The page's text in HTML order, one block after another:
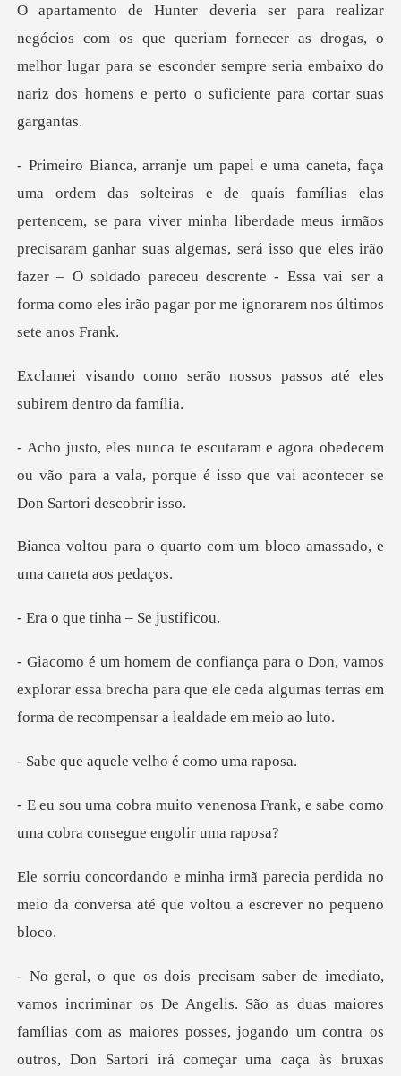
O apartamento de Hunter deveria ser para realizar
negócios com os que queriam fornecer as drogas, o
melhor lu
m, se para viver minha liberdade meus irmãos
precisaram ganhar suas algemas, será isso que eles irão
fazer – O s
ão nossos passos até eles
obedecem
ou vão para a vala, porque é isso que
to com um bloco amassado,
tinha – Se
explorar essa brecha para que ele ceda algumas terra
ele velho é co
nosa Frank, e sabe como
uma cob
recia perdida no
meio da conversa até
Angelis. São as duas maiores
famílias com as maiores posses, jogando um con